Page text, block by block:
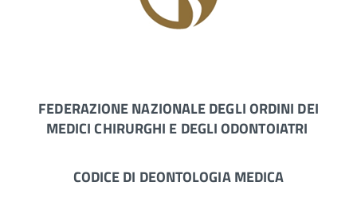
FEDERAZIONE NAZIONALE DEGLI ORDINI DEI
MEDICI CHIRURGHI E DEGLI ODONTOIATRI
CODICE DI DEONTOLOGIA MEDICA